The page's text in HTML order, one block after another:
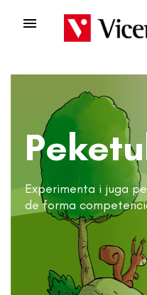

Experimenta i juga
de forma